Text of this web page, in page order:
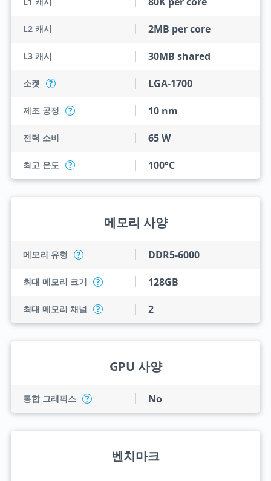
L2 캐시 2MB per core
L3 캐시 30MB shared
소켓 ? LGA-1700
제조 공정 ? 10 nm
전력 소비 65 W
최고 온도 ? 100°C
메모리 사양
메모리 유형 ? DDR5-6000
최대 메모리 크기 ? 128GB
최대 메모리 채널 ? 2
GPU 사양
통합 그래픽스 ? No
벤치마크